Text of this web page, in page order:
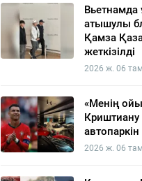
Вьетнамда
атышулы
Қамза
жеткізілді
2026 ж. 06
«Менің
2026 ж. 06